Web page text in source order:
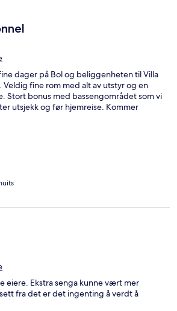
dager på Bol og beliggenheten til Villa
Veldig fine rom med alt av utstyr og en
Stort bonus med bassengområdet som vi
utsjekk og før hjemreise. Kommer
eiere. Ekstra senga kunne vært mer
fra det er det ingenting å verdt å